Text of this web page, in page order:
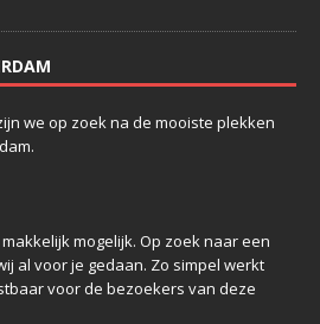
we op zoek na de mooiste plekken
mogelijk. Op zoek naar een
al voor je gedaan. Zo simpel werkt
voor de bezoekers van deze